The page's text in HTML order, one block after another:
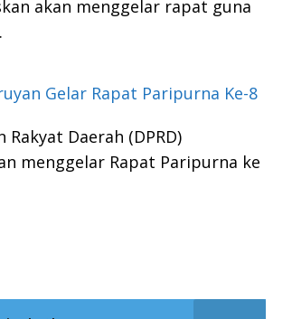
akan menggelar rapat guna
Gelar Rapat Paripurna Ke-8
Rakyat Daerah (DPRD)
menggelar Rapat Paripurna ke